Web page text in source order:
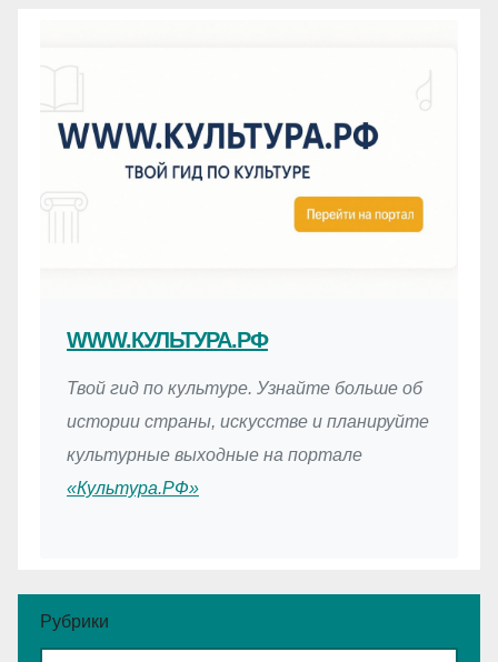
WWW.КУЛЬТУРА.РФ
Твой гид по культуре. Узнайте больше об
истории страны, искусстве и планируйте
культурные выходные на портале
«Культура.РФ»
Рубрики